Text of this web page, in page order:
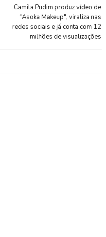
Camila Pudim produz vídeo de
"Asoka Makeup", viraliza nas
redes sociais e já conta com 12
milhões de visualizações